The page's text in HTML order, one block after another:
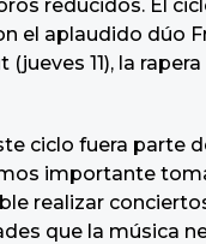
reducidos. El
el aplaudido dúo
11), la
ciclo fuera parte
importante
realizar
que la música